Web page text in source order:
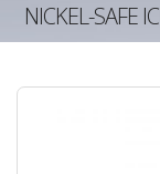
NICKEL-SAFE